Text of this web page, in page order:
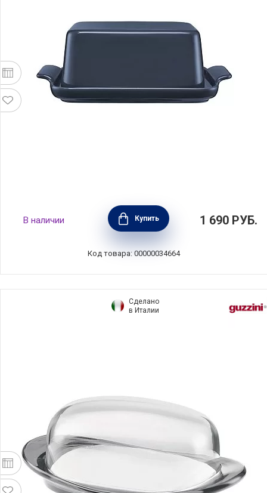
Маслёнка Indulgence 20х12 см, фарфор,
цвет синий, Maxwell & Williams, MW451-
IA0398
В наличии Купить 1 690 РУБ.
Код товара: 00000034664
Сделано
в Италии